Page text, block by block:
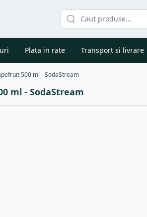
Plata in rate Transport si livrare
500 ml - SodaStream
ml - SodaStream